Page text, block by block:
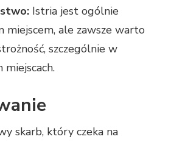
Istria jest ogólnie
miejscem, ale zawsze warto
szczególnie w
miejscach.
skarb, który czeka na